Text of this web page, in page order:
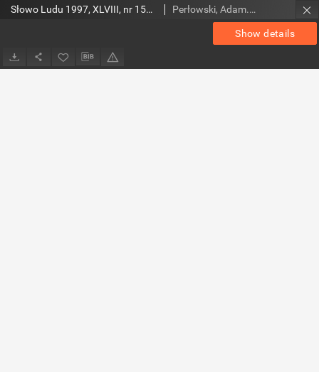
Show details
Słowo Ludu 1997, XLVIII, nr 159 (wydanie A) Perłowski, Adam. Red.